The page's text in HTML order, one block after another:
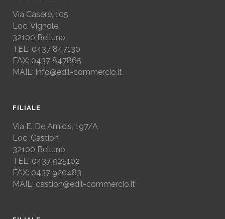
Via Casere, 105
Loc. Vignole
32100 Belluno
TEL: 0437 847130
FAX: 0437 847865
MAIL: info@edil-commercio.it
FILIALE
Via E. De Amicis, 197/A
Loc. Castion
32100 Belluno
TEL: 0437 925102
FAX: 0437 920483
MAIL: castion@edil-commercio.it